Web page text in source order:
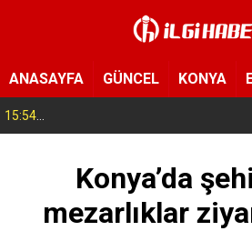
ANASAYFA GÜNCEL KONYA
15:54
Konya’da
mezarlıklar